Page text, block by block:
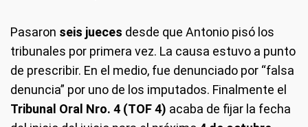
Pasaron seis jueces desde que Antonio pisó los
tribunales por primera vez. La causa estuvo a punto
de prescribir. En el medio, fue denunciado por “falsa
denuncia” por uno de los imputados. Finalmente el
Tribunal Oral Nro. 4 (TOF 4) acaba de fijar la fecha